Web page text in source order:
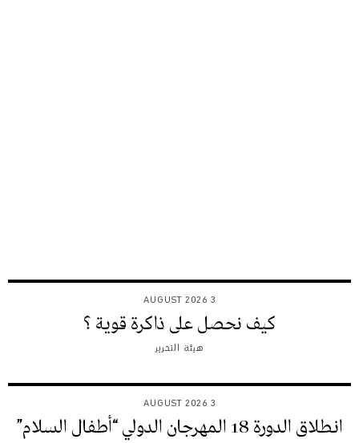
3 AUGUST 2026
كيف نحصل على ذاكرة قوية ؟
هيئة التحرير
3 AUGUST 2026
انطلاق الدورة 18 المهرجان الدولي “أطفال السلام”